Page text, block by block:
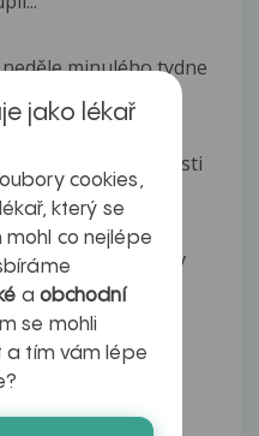
minulého tydne
problém bolesti
měsícem jsem se v
začalo to
jako lékař
cookies,
který se
co nejlépe
a obchodní
se mohli
a tím vám lépe